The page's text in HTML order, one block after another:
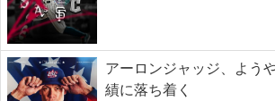
アーロンジャッジ、よう
績に落ち着く